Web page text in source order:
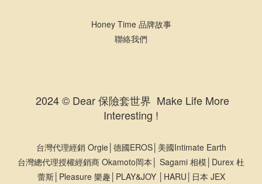
Honey Time 品牌故事
聯絡我們
2024 © Dear 保險套世界 Make Life More
Interesting !
台灣代理經銷 Orgie│德國EROS│美國Intimate Earth
台灣總代理授權經銷商 Okamoto岡本│ Sagami 相模│Durex 杜
蕾斯│Pleasure 樂趣│PLAY&JOY │HARU│日本 JEX